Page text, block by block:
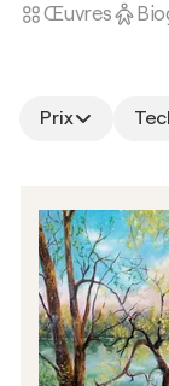
Œuvres
Prix